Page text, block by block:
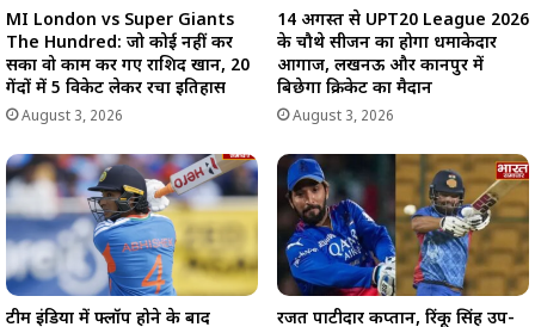
MI London vs Super Giants
The Hundred: जो कोई नहीं कर
सका वो काम कर गए राशिद खान, 20
गेंदों में 5 विकेट लेकर रचा इतिहास
August 3, 2026
14 अगस्त से UPT20 League 2026
के चौथे सीजन का होगा धमाकेदार
आगाज, लखनऊ और कानपुर में
बिछेगा क्रिकेट का मैदान
August 3, 2026
टीम इंडिया में फ्लॉप होने के बाद
रजत पाटीदार कप्तान, रिंकू सिंह उप-